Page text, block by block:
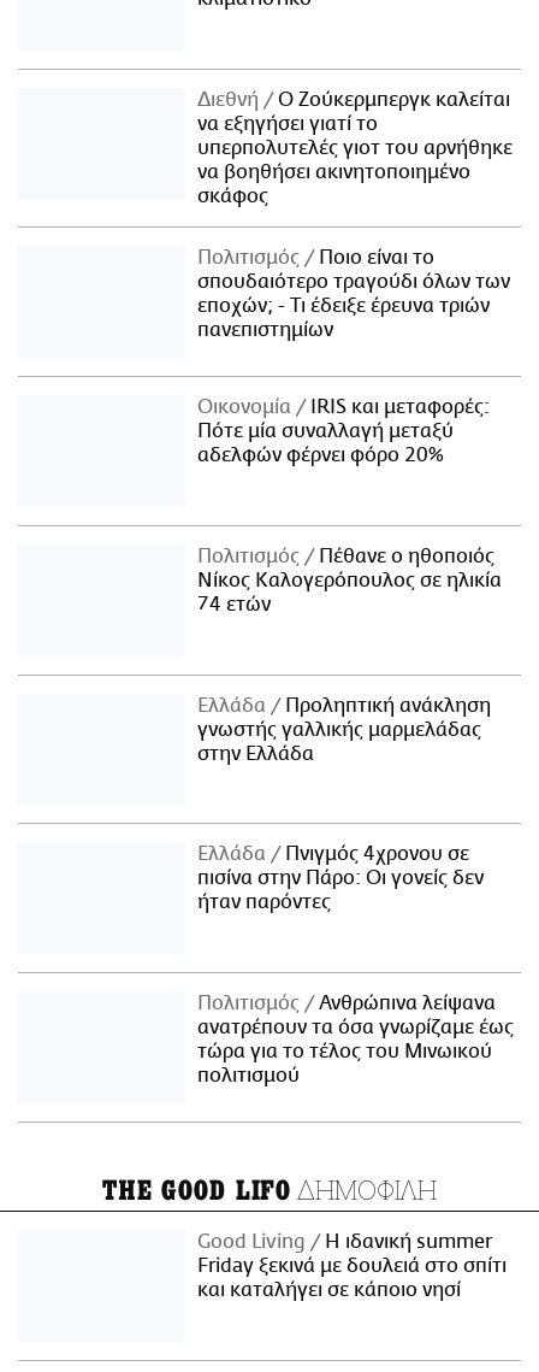
Διεθνή
Ο Ζούκερμπεργκ καλείται
να εξηγήσει γιατί το
υπερπολυτελές γιοτ του αρνήθηκε
να βοηθήσει ακινητοποιημένο
σκάφος
Πολιτισμός
Ποιο είναι το
σπουδαιότερο τραγούδι όλων των
εποχών; - Τι έδειξε έρευνα τριών
πανεπιστημίων
Οικονομία
IRIS και μεταφορές:
Πότε μία συναλλαγή μεταξύ
αδελφών φέρνει φόρο 20%
Πολιτισμός
Πέθανε ο ηθοποιός
Νίκος Καλογερόπουλος σε ηλικία
74 ετών
Ελλάδα
Προληπτική ανάκληση
γνωστής γαλλικής μαρμελάδας
στην Ελλάδα
Ελλάδα
Πνιγμός 4χρονου σε
πισίνα στην Πάρο: Οι γονείς δεν
ήταν παρόντες
Πολιτισμός
Ανθρώπινα λείψανα
ανατρέπουν τα όσα γνωρίζαμε έως
τώρα για το τέλος του Μινωικού
πολιτισμού
THE GOOD LIFO ΔΗΜΟΦΙΛΗ
Good Living
Η ιδανική summer
Friday ξεκινά με δουλειά στο σπίτι
και καταλήγει σε κάποιο νησί